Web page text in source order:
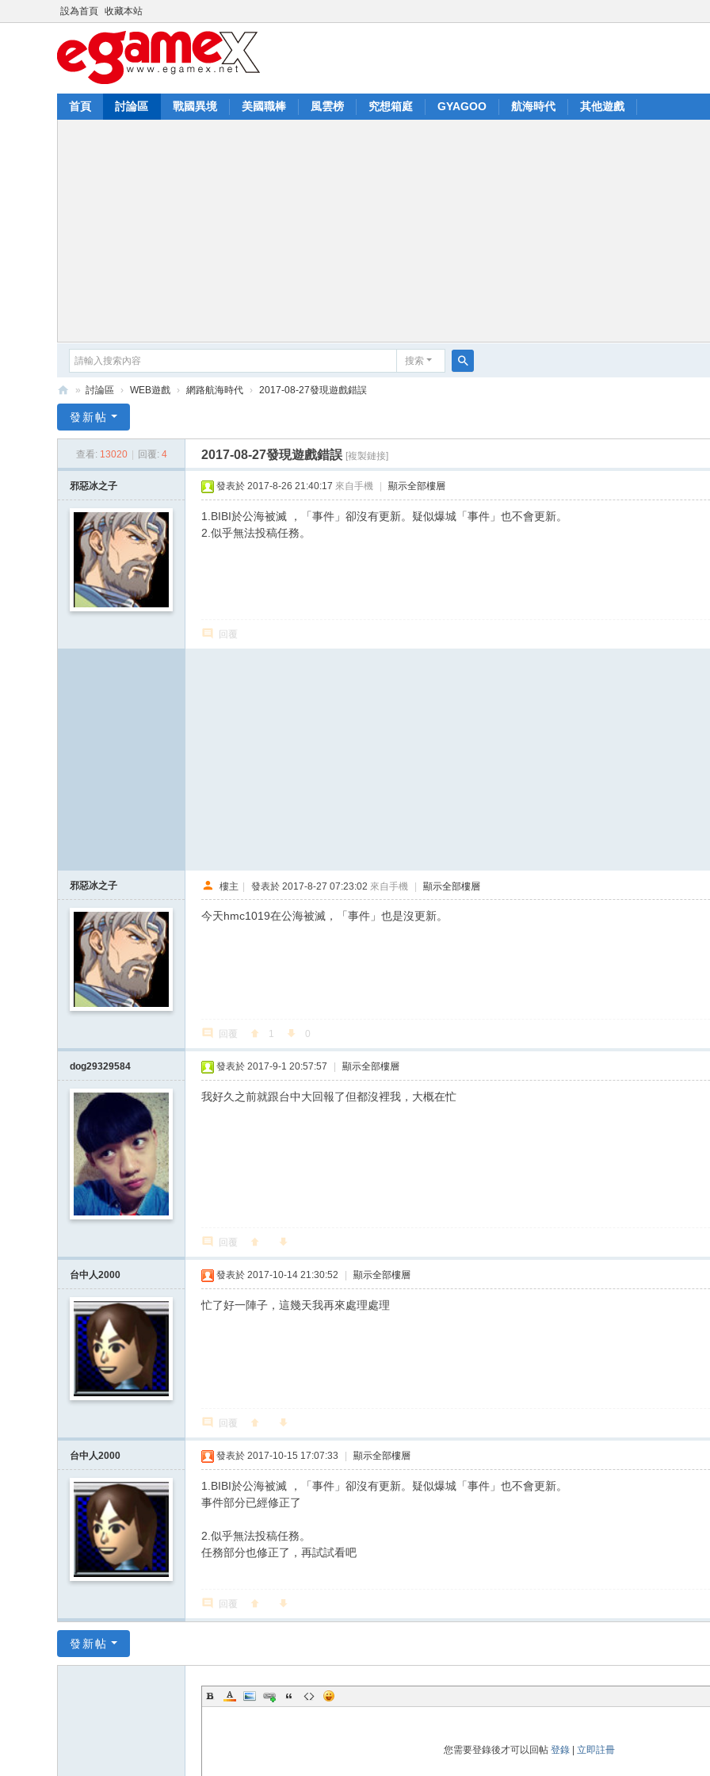
設為首頁 收藏本站
首頁 討論區 戰國異境 美國職棒 風雲榜 究想箱庭 GYAGOO 航海時代 其他遊戲
搜索
G
» 討論區 › WEB遊戲 › 網路航海時代 › 2017-08-27發現遊戲錯誤
發新帖
查看: 13020 回覆: 4 2017-08-27發現遊戲錯誤 [複製鏈接]
邪惡冰之子 發表於 2017-8-26 21:40:17 來自手機 顯示全部樓層
1.BIBI於公海被滅 ，「事件」卻沒有更新。疑似爆城「事件」也不會更新。
2.似乎無法投稿任務。
回覆
邪惡冰之子 樓主 | 發表於 2017-8-27 07:23:02 來自手機 | 顯示全部樓層
今天hmc1019在公海被滅，「事件」也是沒更新。
回覆 1 0
dog29329584 發表於 2017-9-1 20:57:57 顯示全部樓層
我好久之前就跟台中大回報了但都沒裡我，大概在忙
回覆
台中人2000 發表於 2017-10-14 21:30:52 顯示全部樓層
忙了好一陣子，這幾天我再來處理處理
回覆
台中人2000 發表於 2017-10-15 17:07:33 顯示全部樓層
1.BIBI於公海被滅 ，「事件」卻沒有更新。疑似爆城「事件」也不會更新。
事件部分已經修正了
2.似乎無法投稿任務。
任務部分也修正了，再試試看吧
回覆
發新帖
您需要登錄後才可以回帖 登錄| 立即註冊